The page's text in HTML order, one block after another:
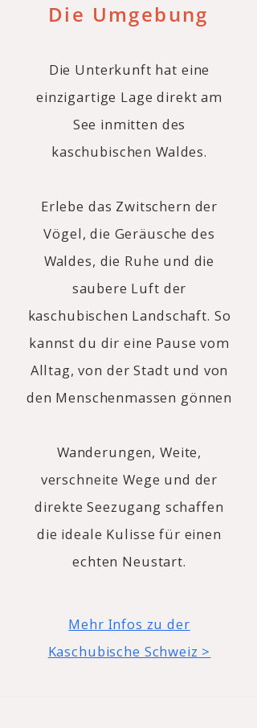
Die Umgebung
Die Unterkunft hat eine
einzigartige Lage direkt am
See inmitten des
kaschubischen Waldes.
Erlebe das Zwitschern der
Vögel, die Geräusche des
Waldes, die Ruhe und die
saubere Luft der
kaschubischen Landschaft. So
kannst du dir eine Pause vom
Alltag, von der Stadt und von
den Menschenmassen gönnen
Wanderungen, Weite,
verschneite Wege und der
direkte Seezugang schaffen
die ideale Kulisse für einen
echten Neustart.
Mehr Infos zu der
Kaschubische Schweiz >